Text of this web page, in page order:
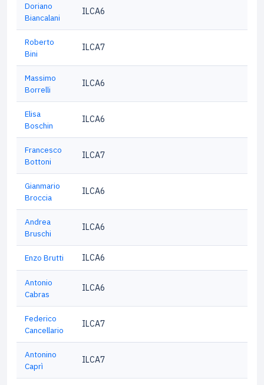
Doriano
Biancalani
ILCA6
Roberto
Bini
ILCA7
Massimo
Borrelli
ILCA6
Elisa
Boschin
ILCA6
Francesco
Bottoni
ILCA7
Gianmario
Broccia
ILCA6
Andrea
Bruschi
ILCA6
Enzo Brutti ILCA6
Antonio
Cabras
ILCA6
Federico
Cancellario
ILCA7
Antonino
Caprì
ILCA7